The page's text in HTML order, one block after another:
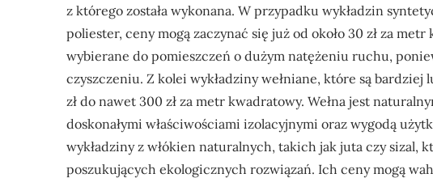
z którego została wykonana. W przypadku wykładzin
poliester, ceny mogą zaczynać się już od około 30 zł za
wybierane do pomieszczeń o dużym natężeniu ruchu,
czyszczeniu. Z kolei wykładziny wełniane, które są bardziej
zł do nawet 300 zł za metr kwadratowy. Wełna jest
doskonałymi właściwościami izolacyjnymi oraz wygodą
wykładziny z włókien naturalnych, takich jak juta czy sizal,
poszukujących ekologicznych rozwiązań. Ich ceny mogą